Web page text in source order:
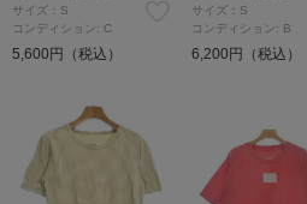
サイズ：S
コンディション: C
5,600円（税込）
サイズ：S
コンディション: B
6,200円（税込）